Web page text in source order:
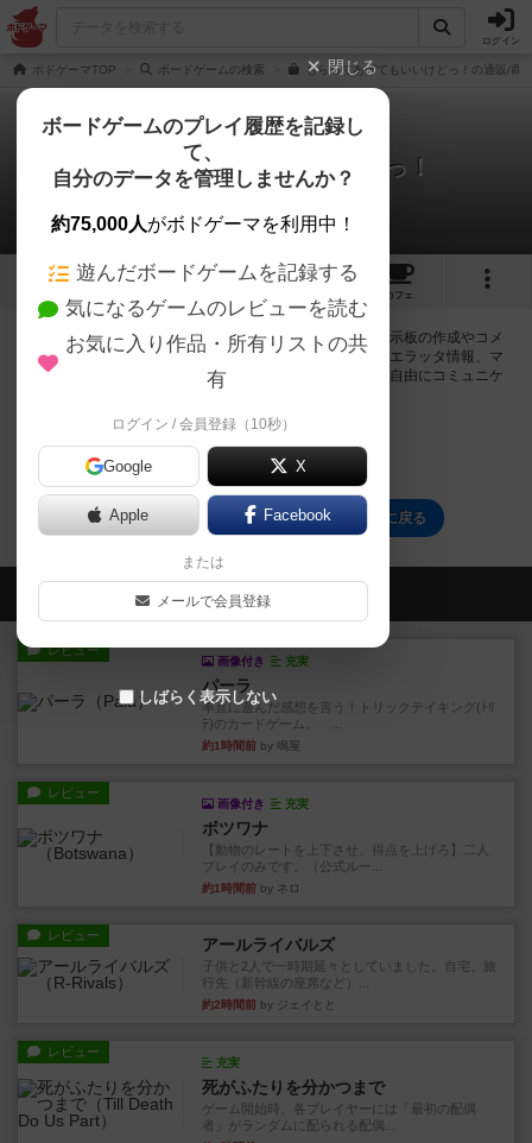
ログイン
ボドゲーマTOP ボードゲームの検索 もらってあげてもいいけどっ！の通販/商
もらってあげてもいいけどっ！
0件の掲示板
1 1
カフェ
ログインするともらってあげてもいいけどっ！に関する掲示板の作成やコメ
ントの書き込みが出来るようになります。ルールの疑問やエラッタ情報、マ
ニュアルでは判断し辛い曖昧な表記等について会員同士で自由にコミュニケ
ログイン/無料会員登録
もらってあげてもいいけどっ！のトップに戻る
会員の新しい投稿
レビュー
画像付き 充実
パーラ
率直に遊んだ感想を言う！トリックテイキング(ﾄﾘ
ﾃ)のカードゲーム。 ...
約1時間前 by 鳴屋
レビュー
画像付き 充実
ボツワナ
【動物のレートを上下させ、得点を上げろ】二人
プレイのみです。（公式ルー...
約1時間前 by ネロ
レビュー アールライバルズ
子供と2人で一時期延々としていました。自宅、旅
行先（新幹線の座席など）...
約2時間前 by ジェイとと
レビュー
充実
死がふたりを分かつまで
ゲーム開始時、各プレイヤーには「最初の配偶
者」がランダムに配られる配偶...
閉じる
ボードゲームのプレイ履歴を記録し
て、
自分のデータを管理しませんか？
約75,000人がボドゲーマを利用中！
遊んだボードゲームを記録する
気になるゲームのレビューを読む
お気に入り作品・所有リストの共
有
ログイン / 会員登録（10秒）
Google X
Apple Facebook
または
メールで会員登録
しばらく表示しない